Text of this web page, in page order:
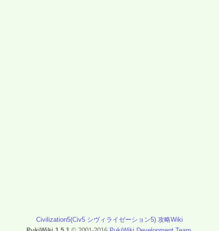
Civilization5(Civ5 シヴィライゼーション5) 攻略Wiki